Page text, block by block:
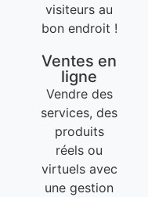
visiteurs au
bon endroit !
Ventes en
ligne
Vendre des
services, des
produits
réels ou
virtuels avec
une gestion